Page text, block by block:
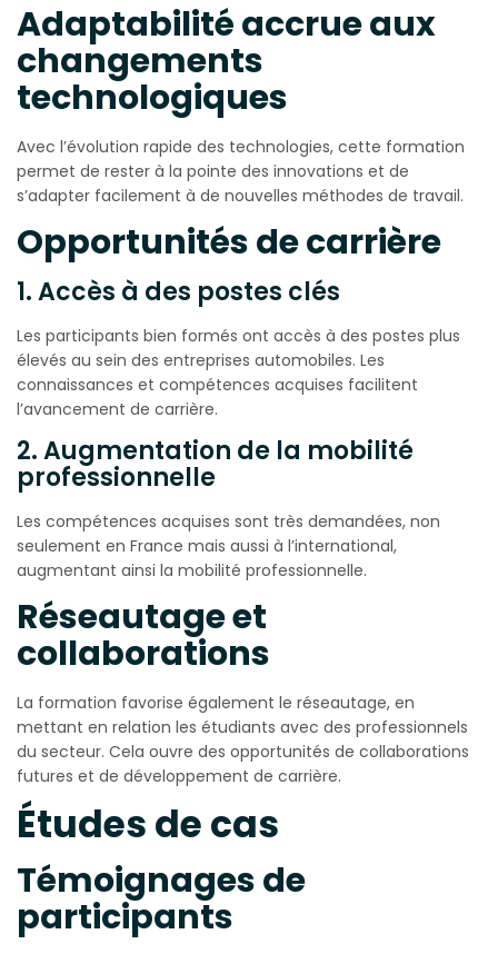
Adaptabilité accrue aux
changements
technologiques
Avec l’évolution rapide des technologies, cette formation
permet de rester à la pointe des innovations et de
s’adapter facilement à de nouvelles méthodes de travail.
Opportunités de carrière
1. Accès à des postes clés
Les participants bien formés ont accès à des postes plus
élevés au sein des entreprises automobiles. Les
connaissances et compétences acquises facilitent
l’avancement de carrière.
2. Augmentation de la mobilité
professionnelle
Les compétences acquises sont très demandées, non
seulement en France mais aussi à l’international,
augmentant ainsi la mobilité professionnelle.
Réseautage et
collaborations
La formation favorise également le réseautage, en
mettant en relation les étudiants avec des professionnels
du secteur. Cela ouvre des opportunités de collaborations
futures et de développement de carrière.
Études de cas
Témoignages de
participants